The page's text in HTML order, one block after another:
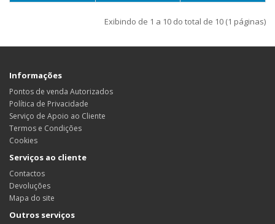
Exibindo de 1 a 10 do total de 10 (1 páginas)
Informações
Pontos de venda Autorizados
Política de Privacidade
Serviço de Apoio ao Cliente
Termos e Condições
Cookies
Serviços ao cliente
Contactos
Devoluções
Mapa do site
Outros serviços